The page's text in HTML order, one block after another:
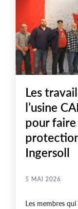
Les
l’usine
pour
Ingersoll
5 MAI 2026
Les membres